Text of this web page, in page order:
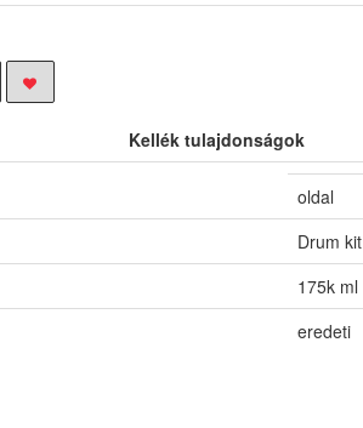
Kellék tulajdonságok
oldal
Drum kit
175k ml
eredeti